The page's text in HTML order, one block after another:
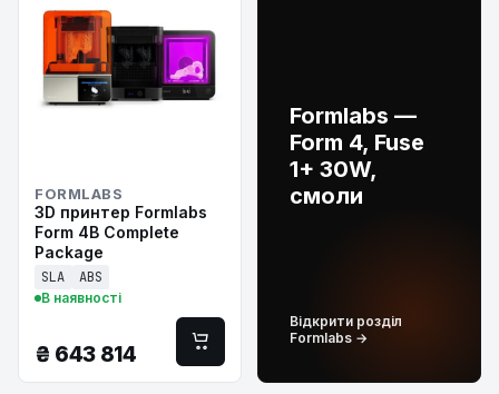
FORMLABS
3D принтер Formlabs
Form 4B Complete
Package
SLA ABS
В наявності
₴ 643 814
Formlabs —
Form 4, Fuse
1+ 30W,
смоли
Відкрити розділ
Formlabs →